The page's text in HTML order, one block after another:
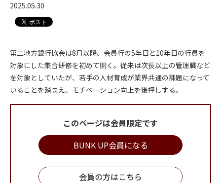
2025.05.30
第二地方銀行協会は8月以降、会員行の5年目と10年目の行員を
対象にした集合研修を初めて開く。従来は次長以上の管理職など
を対象としていたが、若手の人材育成が業界共通の課題になって
いることを踏まえ、モチベーション向上を後押しする。
このページは会員限定です
BUNK UP会員になる
会員の方はこちら